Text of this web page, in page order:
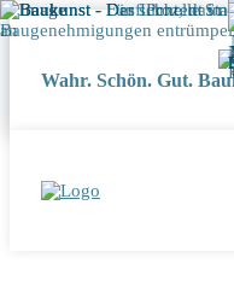
Wahr. Schön. Gut.